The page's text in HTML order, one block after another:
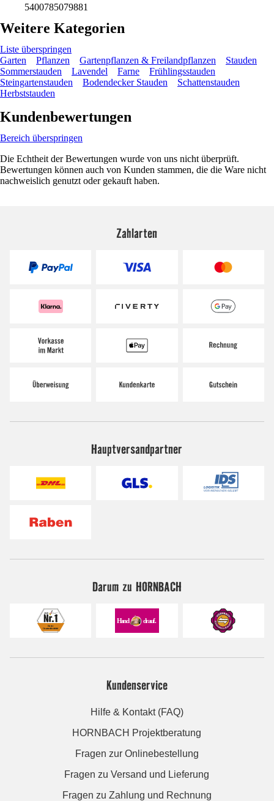
5400785079881
Weitere Kategorien
Liste überspringen
Garten
Pflanzen Gartenpflanzen & Freilandpflanzen
Stauden
Sommerstauden
Lavendel Farne
Frühlingsstauden
Steingartenstauden
Bodendecker Stauden
Schattenstauden
Herbststauden
Kundenbewertungen
Bereich überspringen
Die Echtheit der Bewertungen wurde von uns nicht überprüft.
Bewertungen können auch von Kunden stammen, die die Ware nicht
nachweislich genutzt oder gekauft haben.
Zahlarten
Hauptversandpartner
Darum zu HORNBACH
Kundenservice
Hilfe & Kontakt (FAQ)
HORNBACH Projektberatung
Fragen zur Onlinebestellung
Fragen zu Versand und Lieferung
Fragen zu Zahlung und Rechnung